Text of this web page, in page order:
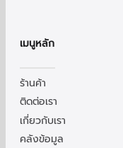
เมนูหลัก
ร้านค้า
ติดต่อเรา
เกี่ยวกับเรา
คลังข้อมูล